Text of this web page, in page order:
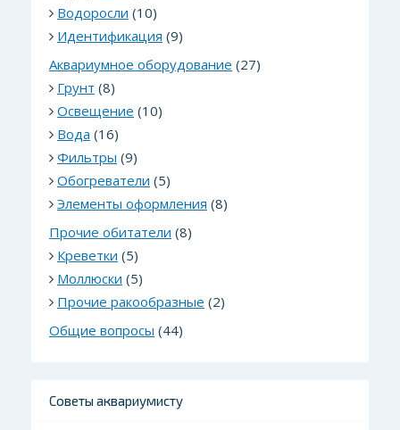
Водоросли (10)
Идентификация (9)
Аквариумное оборудование (27)
Грунт (8)
Освещение (10)
Вода (16)
Фильтры (9)
Обогреватели (5)
Элементы оформления (8)
Прочие обитатели (8)
Креветки (5)
Моллюски (5)
Прочие ракообразные (2)
Общие вопросы (44)
Советы аквариумисту